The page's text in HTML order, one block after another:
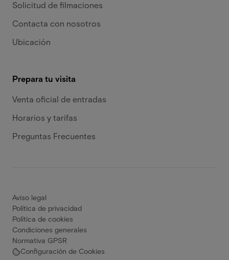
Solicitud de filmaciones
Contacta con nosotros
Ubicación
Prepara tu visita
Venta oficial de entradas
Horarios y tarifas
Preguntas Frecuentes
Aviso legal
Política de privacidad
Política de cookies
Condiciones generales
Normativa GPSR
Configuración de Cookies